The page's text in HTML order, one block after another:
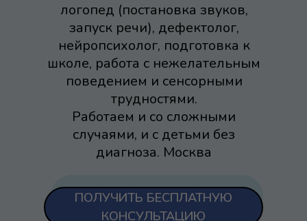
логопед (постановка звуков,
запуск речи), дефектолог,
нейропсихолог, подготовка к
школе, работа с нежелательным
поведением и сенсорными
трудностями.
Работаем и со сложными
случаями, и с детьми без
диагноза. Москва
ПОЛУЧИТЬ БЕСПЛАТНУЮ
КОНСУЛЬТАЦИЮ